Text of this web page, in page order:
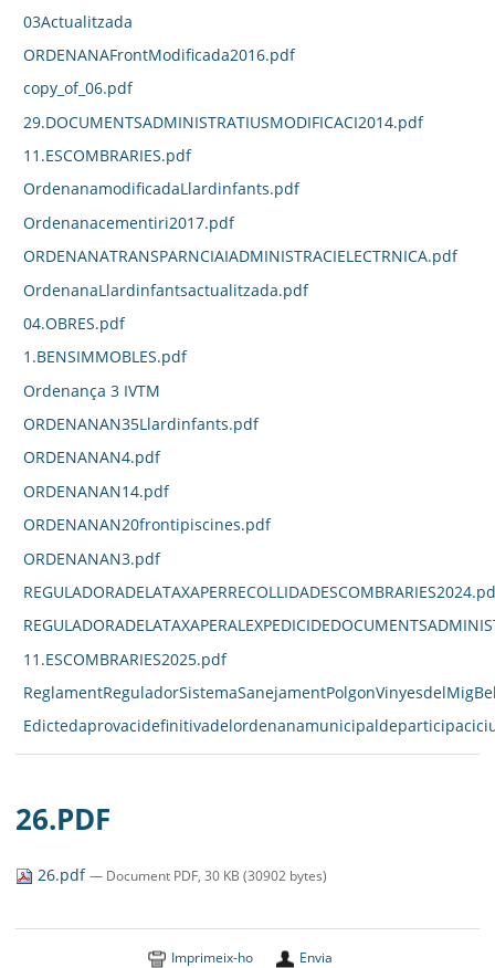
03Actualitzada
ORDENANAFrontModificada2016.pdf
copy_of_06.pdf
29.DOCUMENTSADMINISTRATIUSMODIFICACI2014.pdf
11.ESCOMBRARIES.pdf
OrdenanamodificadaLlardinfants.pdf
Ordenanacementiri2017.pdf
ORDENANATRANSPARNCIAIADMINISTRACIELECTRNICA.pdf
OrdenanaLlardinfantsactualitzada.pdf
04.OBRES.pdf
1.BENSIMMOBLES.pdf
Ordenança 3 IVTM
ORDENANAN35Llardinfants.pdf
ORDENANAN4.pdf
ORDENANAN14.pdf
ORDENANAN20frontipiscines.pdf
ORDENANAN3.pdf
11.ESCOMBRARIES2025.pdf
26.PDF
26.pdf— Document PDF, 30 KB (30902 bytes)
Imprimeix-ho Envia